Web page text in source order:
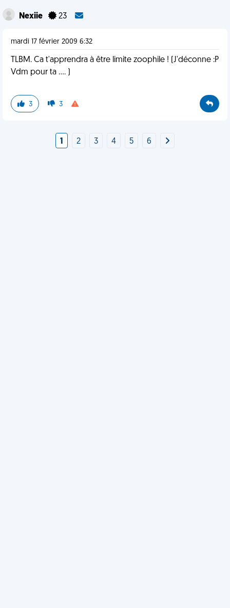
Nexiie 23
mardi 17 février 2009 6:32
TLBM. Ca t'apprendra à être limite zoophile ! (J'déconne :P
Vdm pour ta .... )
3 3
1 2 3 4 5 6